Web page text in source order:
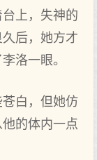
上，失神的
后，她方才
洛一眼。
白，但她仿
的体内一点